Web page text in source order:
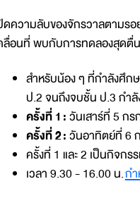
ดความลับของจักรวาลตามร
ลื่อนที่ พบกับการทดลองสุดตื่
สำหรับน้อง ๆ ที่กำลังศึก
ป.2 จนถึงจบชั้น ป.3 กำลั
ครั้งที่ 1 :วันเสาร์ที่ 5 ก
ครั้งที่ 2 :วันอาทิตย์ที่ 6
ครั้งที่ 1 และ 2 เป็นกิจก
เวลา 9.30 - 16.00 น.ก